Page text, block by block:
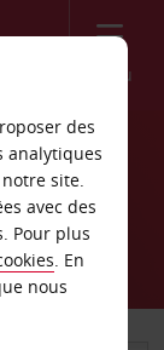
Menu
des
analytiques
site.
avec des
Pour plus
. En
nous